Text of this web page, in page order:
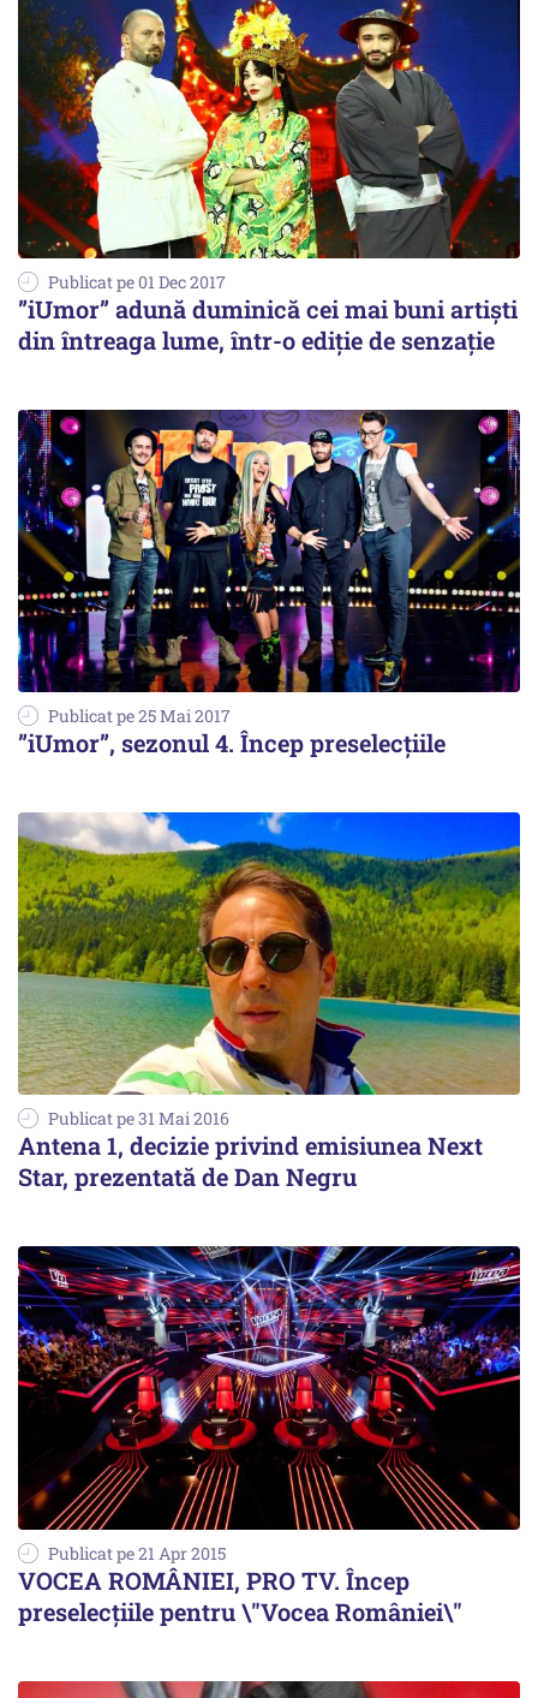
Publicat pe 01 Dec 2017
”iUmor” adună duminică cei mai buni artiști
din întreaga lume, într-o ediție de senzație
Publicat pe 25 Mai 2017
”iUmor”, sezonul 4. Încep preselecțiile
Publicat pe 31 Mai 2016
Antena 1, decizie privind emisiunea Next
Star, prezentată de Dan Negru
Publicat pe 21 Apr 2015
VOCEA ROMÂNIEI, PRO TV. Încep
preselecțiile pentru \"Vocea României\"